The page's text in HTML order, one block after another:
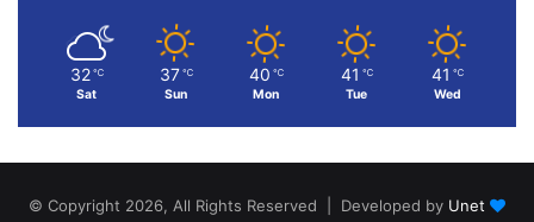
32 ℃
Sat
37 ℃
Sun
40 ℃
Mon
41 ℃
Tue
41 ℃
Wed
© Copyright 2026, All Rights Reserved | Developed by Unet